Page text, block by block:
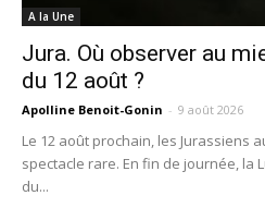
A la Une
Jura. Où observer au
du 12 août ?
Apolline Benoit-Gonin - 9 août 2026
Le 12 août prochain, les Jurassiens
spectacle rare. En fin de journée, la
du...